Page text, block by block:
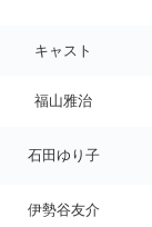
キャスト
福山雅治
石田ゆり子
伊勢谷友介